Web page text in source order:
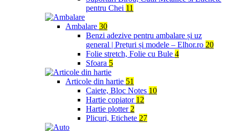
pentru Chei 11
Ambalare 30
Benzi adezive pentru ambalare și uz
general | Prețuri și modele – Elhor.ro 20
Folie stretch, Folie cu Bule 4
Sfoara 5
Articole din hartie 51
Caiete, Bloc Notes 10
Hartie copiator 12
Hartie plotter 2
Plicuri, Etichete 27